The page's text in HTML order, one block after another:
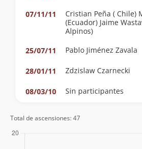
07/11/11
Cristian Peña ( Chile)
(Ecuador) Jaime
Alpinos)
25/07/11
Pablo Jiménez Zavala
28/01/11 Zdzislaw Czarnecki
08/03/10 Sin participantes
Total de ascensiones: 47